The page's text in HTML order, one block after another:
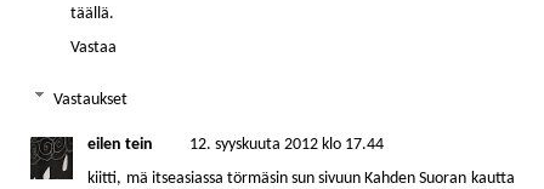
täällä.
Vastaa
Vastaukset
eilen tein
12. syyskuuta 2012 klo 17.44
kiitti, mä itseasiassa törmäsin sun sivuun Kahden Suoran kautta